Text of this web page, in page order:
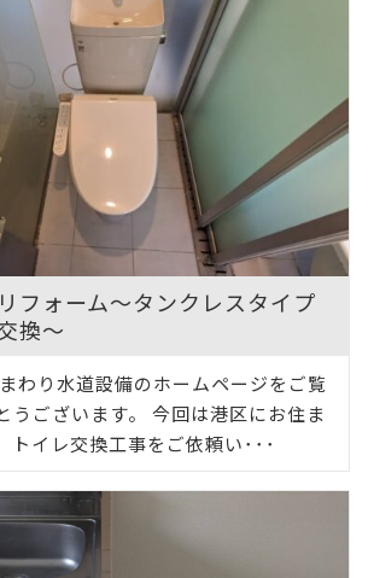
フォーム～タンクレスタイプ
換～
わり水道設備のホームページをご覧
うございます。 今回は港区にお住ま
トイレ交換工事をご依頼い･･･